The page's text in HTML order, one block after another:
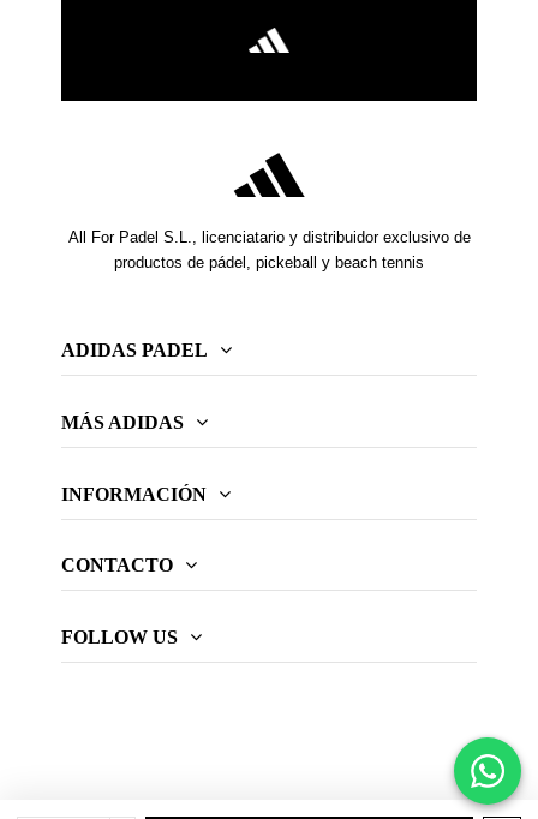
All For Padel S.L., licenciatario y distribuidor exclusivo de
productos de pádel, pickeball y beach tennis
ADIDAS PADEL
MÁS ADIDAS
INFORMACIÓN
CONTACTO
FOLLOW US